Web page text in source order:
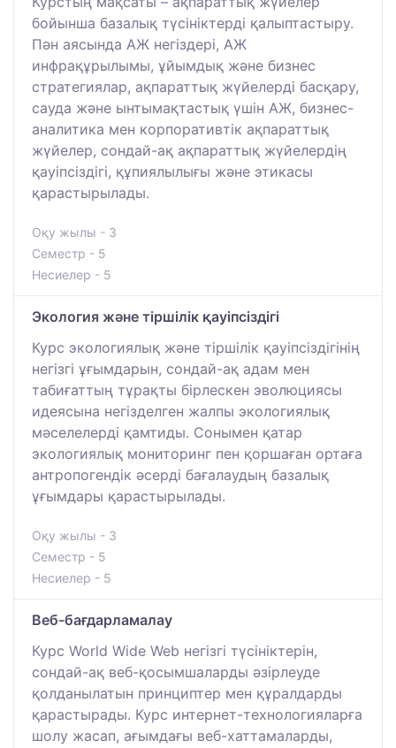
бойынша базалық түсініктерді қалыптастыру.
Пән аясында АЖ негіздері, АЖ
инфрақұрылымы, ұйымдық және бизнес
стратегиялар, ақпараттық жүйелерді басқару,
сауда және ынтымақтастық үшін АЖ, бизнес-
аналитика мен корпоративтік ақпараттық
жүйелер, сондай-ақ ақпараттық жүйелердің
қауіпсіздігі, құпиялылығы және этикасы
қарастырылады.
Оқу жылы - 3
Семестр - 5
Несиелер - 5
Экология және тіршілік қауіпсіздігі
Курс экологиялық және тіршілік қауіпсіздігінің
негізгі ұғымдарын, сондай-ақ адам мен
табиғаттың тұрақты бірлескен эволюциясы
идеясына негізделген жалпы экологиялық
мәселелерді қамтиды. Сонымен қатар
экологиялық мониторинг пен қоршаған ортаға
антропогендік әсерді бағалаудың базалық
ұғымдары қарастырылады.
Оқу жылы - 3
Семестр - 5
Несиелер - 5
Веб-бағдарламалау
Курс World Wide Web негізгі түсініктерін,
сондай-ақ веб-қосымшаларды әзірлеуде
қолданылатын принциптер мен құралдарды
қарастырады. Курс интернет-технологияларға
шолу жасап, ағымдағы веб-хаттамаларды,